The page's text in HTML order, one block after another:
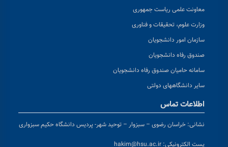
معاونت علمی ریاست جمهوری
وزارت علوم، تحقیقات و فناوری
سازمان امور دانشجویان
صندوق رفاه دانشجویان
سامانه حامیان صندوق رفاه دانشجویان
سایر دانشگاههای دولتی
اطلاعات تماس
نشانی: خراسان رضوی – سبزوار – توحید شهر- پردیس دانشگاه حکیم سبزواری
پست الکترونیکی: hakim@hsu.ac.ir